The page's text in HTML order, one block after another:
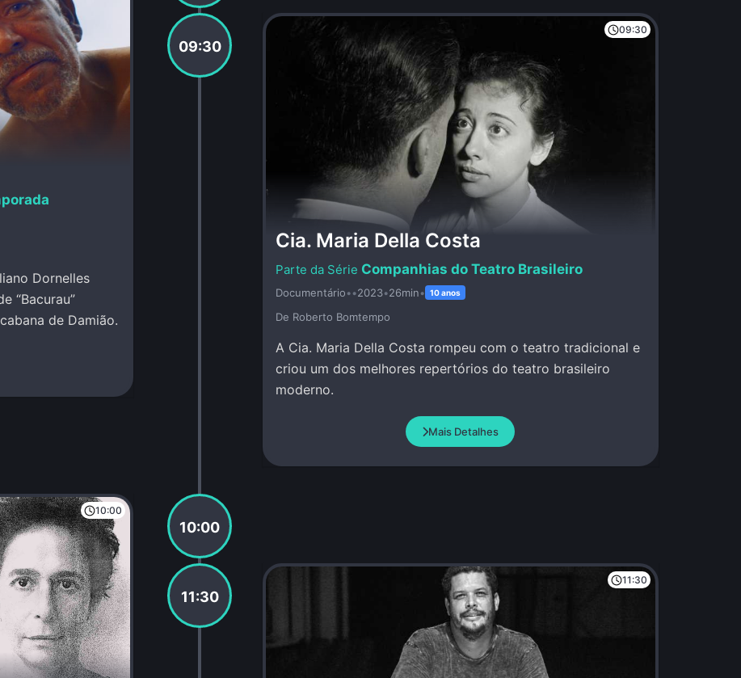
Dornelles
“Bacurau”
de Damião.
09:30
09:30
Cia. Maria Della Costa
Companhias do Teatro Brasileiro
Documentário••2023•26min• 10 anos
De Roberto Bomtempo
A Cia. Maria Della Costa rompeu com o teatro tradicional e
criou um dos melhores repertórios do teatro brasileiro
moderno.
Mais Detalhes
10:00
10:00
11:30
11:30